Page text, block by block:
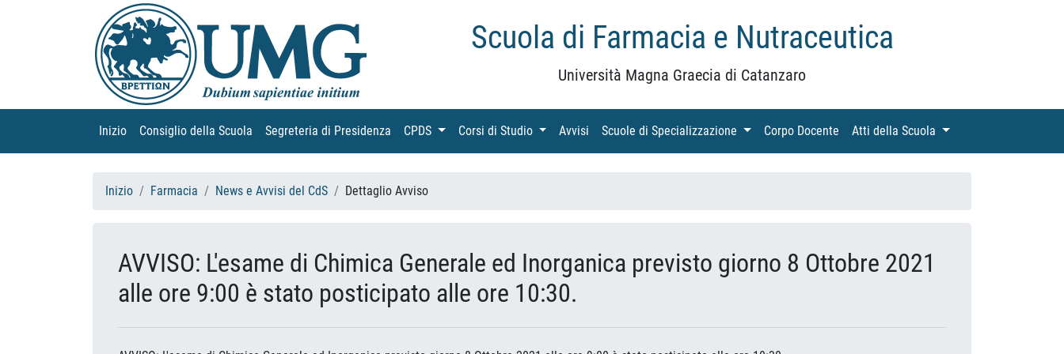
Scuola di Farmacia e Nutraceutica
Università Magna Graecia di Catanzaro
Inizio (current)
Consiglio della Scuola (current)
Segreteria di Presidenza (current)
CPDS (current)Corsi di Studio (current)
Avvisi (current)
Scuole di Specializzazione (current)Corpo Docente (current)
Atti della Scuola (current)
Inizio Farmacia News e Avvisi del CdS Dettaglio Avviso
AVVISO: L'esame di Chimica Generale ed Inorganica previsto giorno 8 Ottobre 2021
alle ore 9:00 è stato posticipato alle ore 10:30.